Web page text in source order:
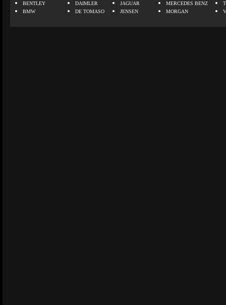
BENTLEY
BMW
DAIMLER
DE TOMASO
JAGUAR
JENSEN
MERCEDES BENZ
MORGAN